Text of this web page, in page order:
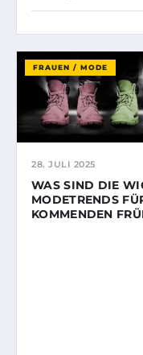
FRAUEN / MODE
28. JULI 2025
WAS SIND DIE
MODETRENDS
KOMMENDEN